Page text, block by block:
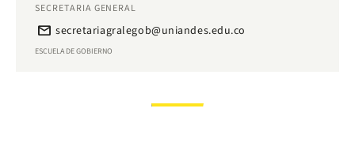
SECRETARIA GENERAL
email secretariagralegob@uniandes.edu.co
ESCUELA DE GOBIERNO